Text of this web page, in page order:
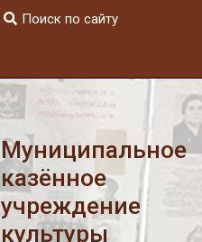
Поиск по сайту
Муниципальное
казённое
учреждение
культуры